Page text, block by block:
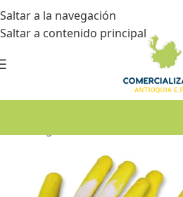
Saltar a la navegación
Saltar a contenido principal